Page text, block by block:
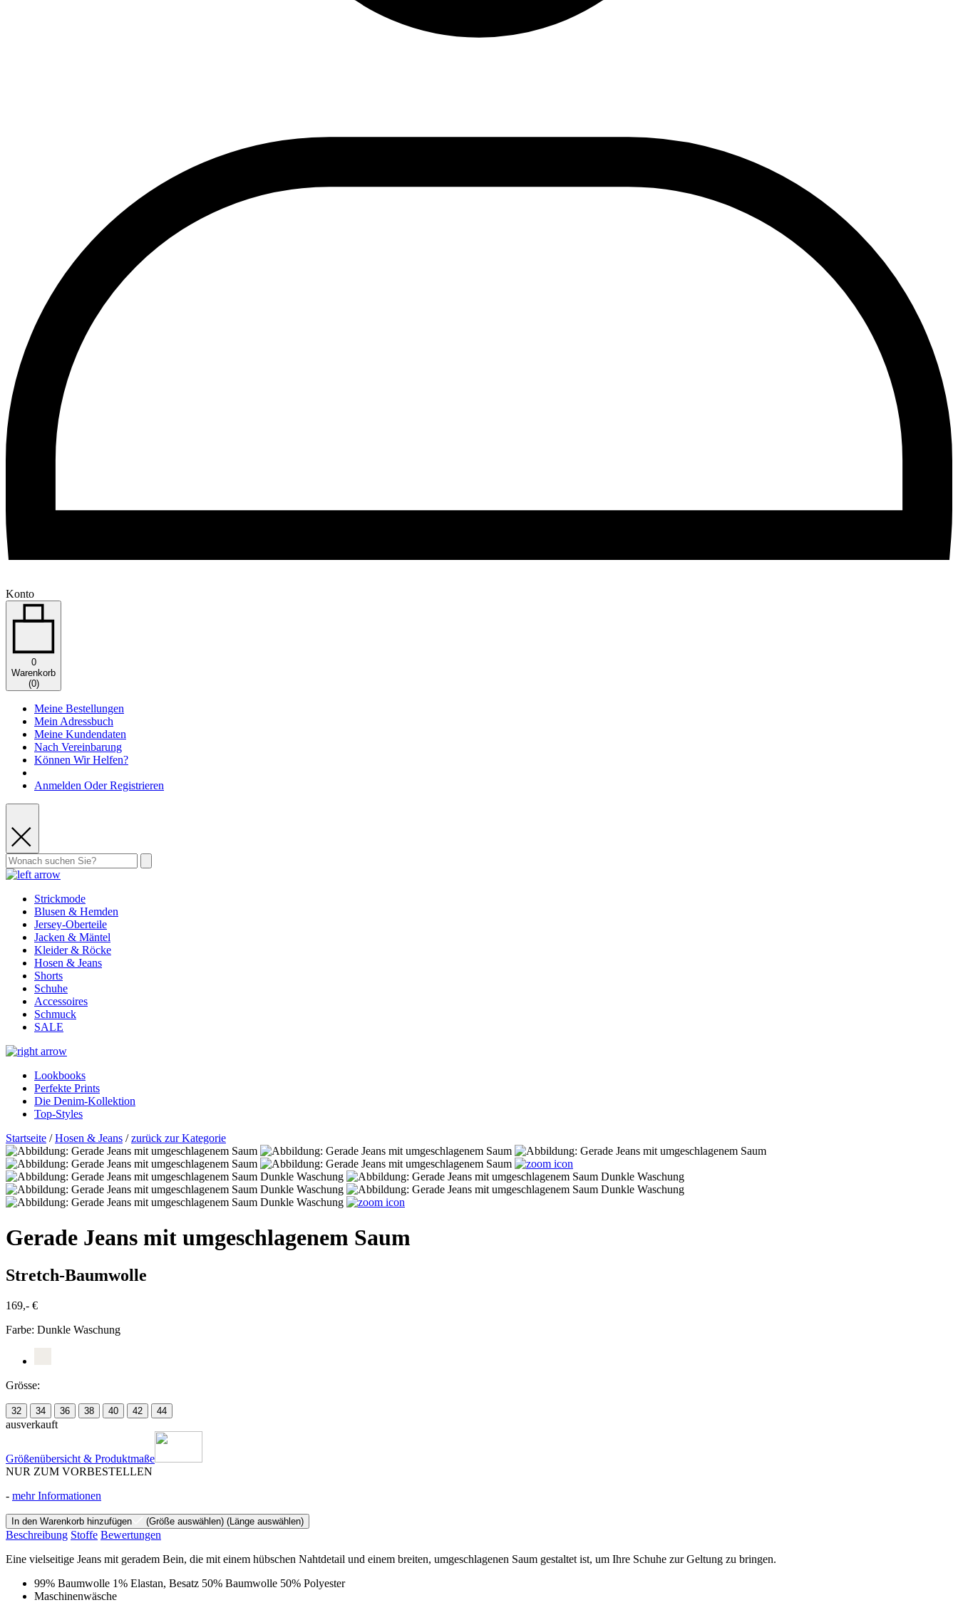
Konto
0
Warenkorb
(0)
Meine Bestellungen
Mein Adressbuch
Meine Kundendaten
Nach Vereinbarung
Können Wir Helfen?
Anmelden Oder Registrieren
Strickmode
Blusen & Hemden
Jersey-Oberteile
Jacken & Mäntel
Kleider & Röcke
Hosen & Jeans
Shorts
Schuhe
Accessoires
Schmuck
SALE
Lookbooks
Perfekte Prints
Die Denim-Kollektion
Top-Styles
Startseite /Hosen & Jeans /zurück zur Kategorie
Gerade Jeans mit umgeschlagenem Saum
Stretch-Baumwolle
169,- €
Farbe: Dunkle Waschung
Grösse:
32 34 36 38 40 42 44
ausverkauft
Größenübersicht & Produktmaße
NUR ZUM VORBESTELLEN
- mehr Informationen
In den Warenkorb hinzufügen (Größe auswählen) (Länge auswählen)
Beschreibung Stoffe Bewertungen
Eine vielseitige Jeans mit geradem Bein, die mit einem hübschen Nahtdetail und einem breiten, umgeschlagenen Saum gestaltet ist, um Ihre Schuhe zur Geltung zu bringen.
99% Baumwolle 1% Elastan, Besatz 50% Baumwolle 50% Polyester
Maschinenwäsche